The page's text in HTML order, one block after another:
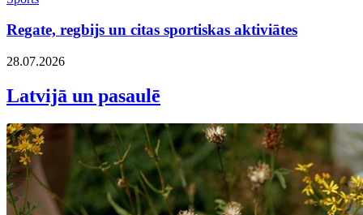
Regate, regbijs un citas sportiskas aktiviātes
28.07.2026
Latvijā un pasaulē